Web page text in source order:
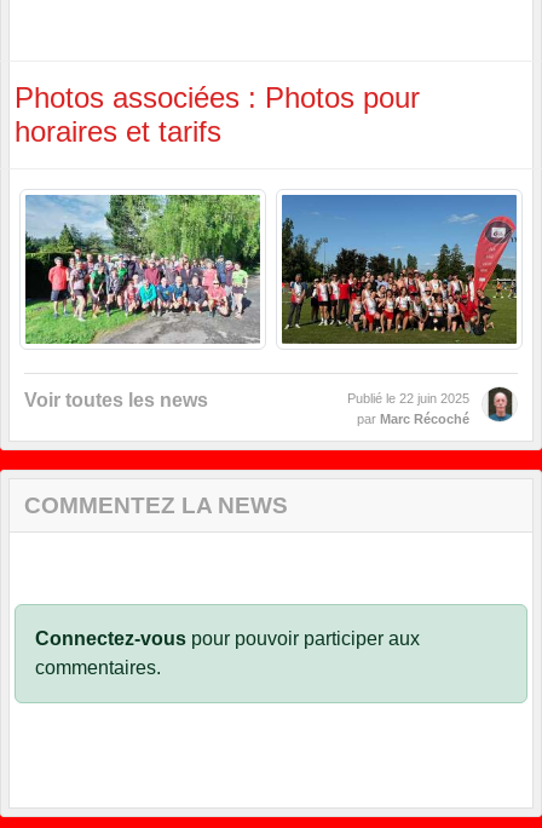
Photos associées : Photos pour
horaires et tarifs
Voir toutes les news Publié le 22 juin 2025
par Marc Récoché
COMMENTEZ LA NEWS
Connectez-vous pour pouvoir participer aux
commentaires.